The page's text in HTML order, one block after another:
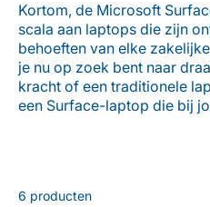
Kortom, de Microsoft
scala aan laptops die zijn
behoeften van elke
je nu op zoek bent naar
kracht of een traditionele
een Surface-laptop die bij
6 producten